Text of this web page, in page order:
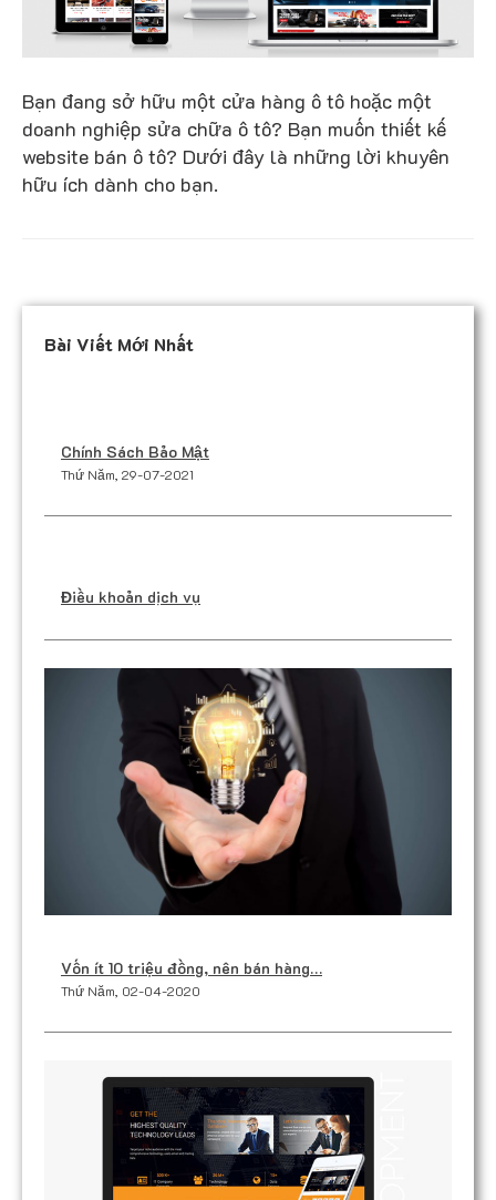
Bạn đang sở hữu một cửa hàng ô tô hoặc một
doanh nghiệp sửa chữa ô tô? Bạn muốn thiết kế
website bán ô tô? Dưới đây là những lời khuyên
hữu ích dành cho bạn.
Bài Viết Mới Nhất
Chính Sách Bảo Mật
Thứ Năm, 29-07-2021
Điều khoản dịch vụ
Vốn ít 10 triệu đồng, nên bán hàng…
Thứ Năm, 02-04-2020